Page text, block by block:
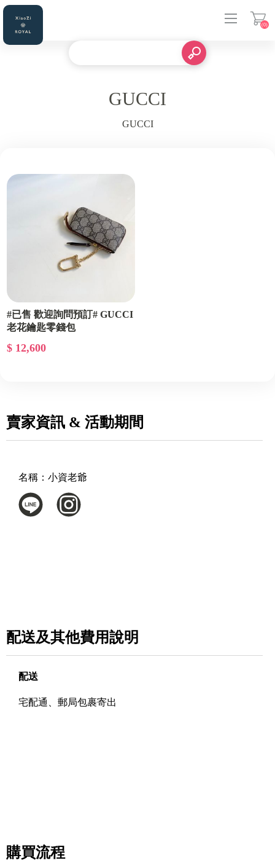
(0)
GUCCI
GUCCI
#已售 歡迎詢問預訂# GUCCI
老花鑰匙零錢包
$ 12,600
賣家資訊 & 活動期間
名稱： 小資老爺
配送及其他費用說明
配送
宅配通、郵局包裹寄出
購買流程